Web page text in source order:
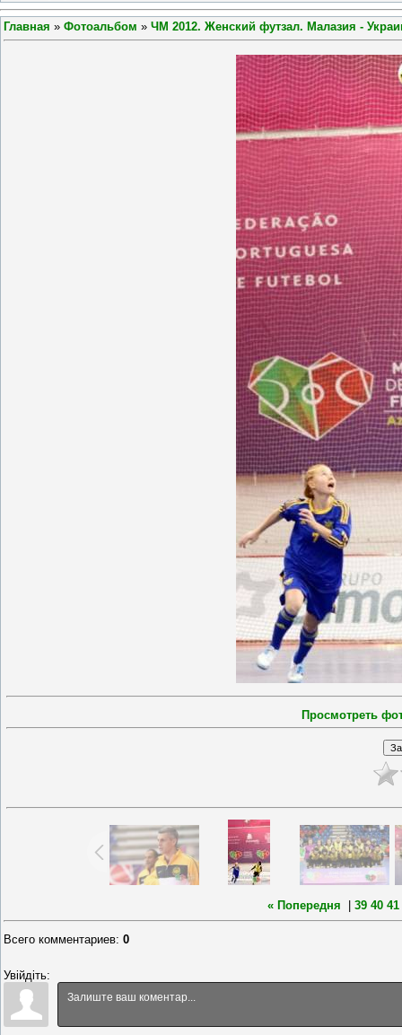
Главная » Фотоальбом » ЧМ 2012. Женский футзал. Малазия -
Просмотреть
« Попередня | 39 40 41
Всего комментариев: 0
Увійдіть: